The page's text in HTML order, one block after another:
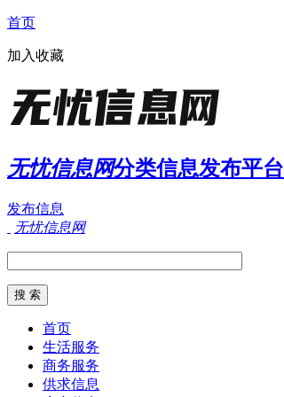
首页
加入收藏
无忧信息网分类信息发布平台
发布信息
无忧信息网
首页
生活服务
商务服务
供求信息